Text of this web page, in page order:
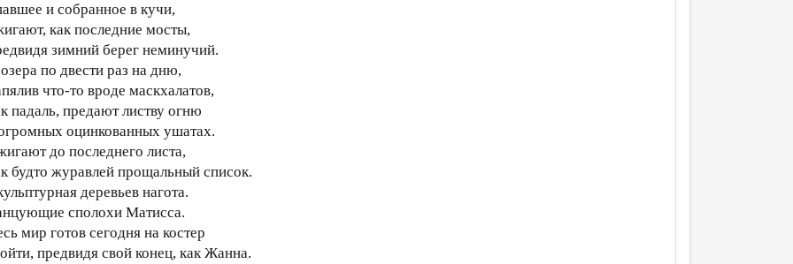
и собранное в кучи,
как последние мосты,
зимний берег неминучий.
по двести раз на дню,
что-то вроде маскхалатов,
падаль, предают листву огню
оцинкованных ушатах.
до последнего листа,
будто журавлей прощальный список.
деревьев нагота.
сполохи Матисса.
мир готов сегодня на костер
предвидя свой конец, как Жанна.